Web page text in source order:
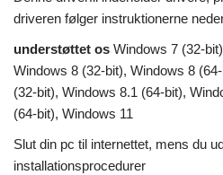
driveren følger instruktionerne
understøttet os Windows 7 (32-
Windows 8 (32-bit), Windows 8
(32-bit), Windows 8.1 (64-bit),
(64-bit), Windows 11
Slut din pc til internettet, mens du
installationsprocedurer